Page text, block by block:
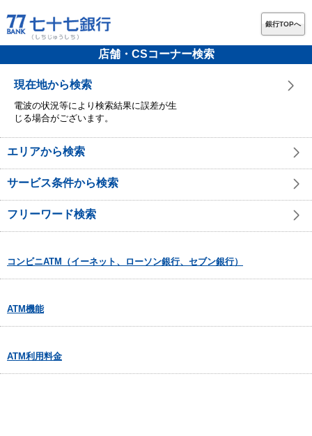
銀行TOPへ
店舗・CSコーナー検索
現在地から検索
電波の状況等により検索結果に誤差が生
じる場合がございます。
エリアから検索
サービス条件から検索
フリーワード検索
コンビニATM（イーネット、ローソン銀行、セブン銀行）
ATM機能
ATM利用料金